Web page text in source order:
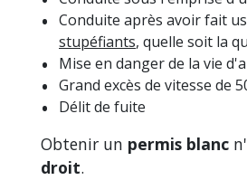
Conduite après avoir fait
stupéfiants, quelle soit la
Mise en danger de la vie
Grand excès de vitesse de
Délit de fuite
Obtenir un permis blanc
droit.